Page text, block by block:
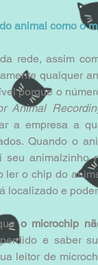
animal como o
rede, assim
qualquer
porque o
Animal
a empresa a
Quando o
seu animalzinho
ler o chip do
localizado e
o microchip
e saber
leitor de